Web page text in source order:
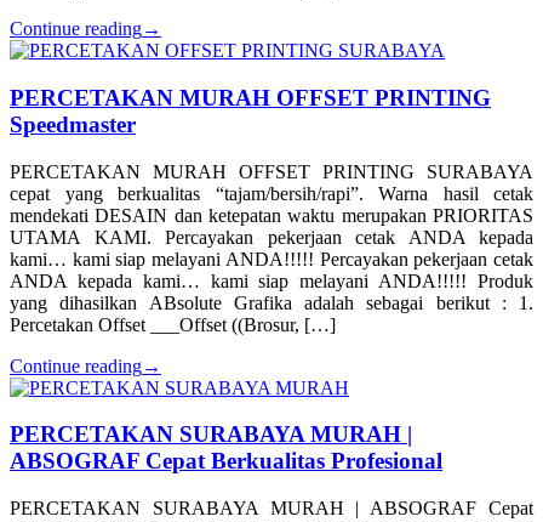
Continue reading→
PERCETAKAN MURAH OFFSET PRINTING
Speedmaster
PERCETAKAN MURAH OFFSET PRINTING SURABAYA
cepat yang berkualitas “tajam/bersih/rapi”. Warna hasil cetak
mendekati DESAIN dan ketepatan waktu merupakan PRIORITAS
UTAMA KAMI. Percayakan pekerjaan cetak ANDA kepada
kami… kami siap melayani ANDA!!!!! Percayakan pekerjaan cetak
ANDA kepada kami… kami siap melayani ANDA!!!!! Produk
yang dihasilkan ABsolute Grafika adalah sebagai berikut : 1.
Percetakan Offset ___Offset ((Brosur, […]
Continue reading→
PERCETAKAN SURABAYA MURAH |
ABSOGRAF Cepat Berkualitas Profesional
PERCETAKAN SURABAYA MURAH | ABSOGRAF Cepat